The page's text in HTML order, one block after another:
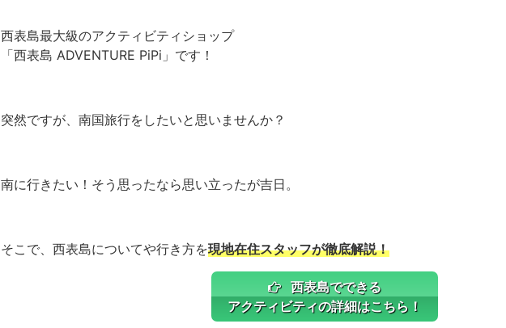
西表島最大級のアクティビティショップ
「西表島 ADVENTURE PiPi」です！
突然ですが、南国旅行をしたいと思いませんか？
南に行きたい！そう思ったなら思い立ったが吉日。
そこで、西表島についてや行き方を現地在住スタッフが徹底解説！
西表島でできる
アクティビティの詳細はこちら！